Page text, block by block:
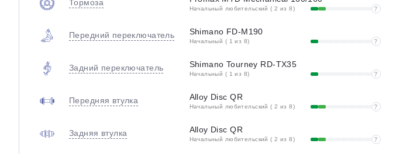
Тормоза
Начальный любительский ( 2 из 8) ?
Передний переключатель Shimano FD-M190
Начальный ( 1 из 8) ?
Задний переключатель Shimano Tourney RD-TX35
Начальный ( 1 из 8) ?
Передняя втулка Alloy Disc QR
Начальный любительский ( 2 из 8) ?
Задняя втулка Alloy Disc QR
Начальный любительский ( 2 из 8) ?